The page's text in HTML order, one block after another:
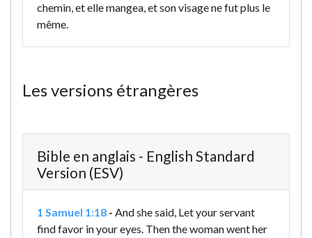
chemin, et elle mangea, et son visage ne fut plus le
même.
Les versions étrangères
Bible en anglais - English Standard
Version (ESV)
1 Samuel 1:18 - And she said, Let your servant
find favor in your eyes. Then the woman went her